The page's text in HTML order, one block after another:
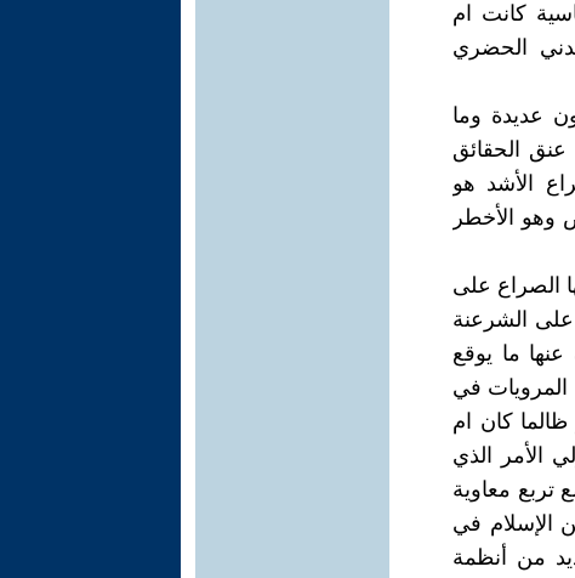
كانت ام
الحضري
عديدة وما
الحقائق
الأشد هو
وهو الأخطر
الصراع على
على الشرعنة
ما يوقع
المرويات في
كان ام
الأمر الذي
معاوية
الإسلام في
من أنظمة